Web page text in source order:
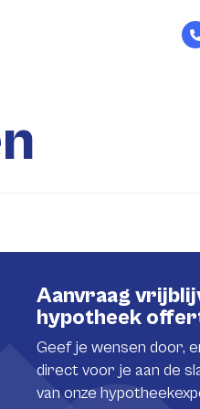
Aanvraag
hypotheek
Geef je wensen door,
direct voor je aan de
van onze